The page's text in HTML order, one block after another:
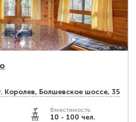
Королев, Болшевское шоссе, 35
Вместимость:
10 - 100 чел.